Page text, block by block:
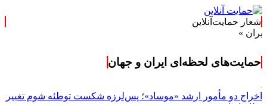
شعار حمایت‌آنلاین
حمایت‌های لحظه‌ای ایران و جهان
اخراج دو مأمور ارشد «موساد»؛ پس‌لرزه شکست توطئه شوم تغییر